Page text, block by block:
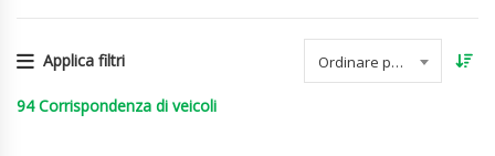
Applica filtri Ordinare per data
94 Corrispondenza di veicoli